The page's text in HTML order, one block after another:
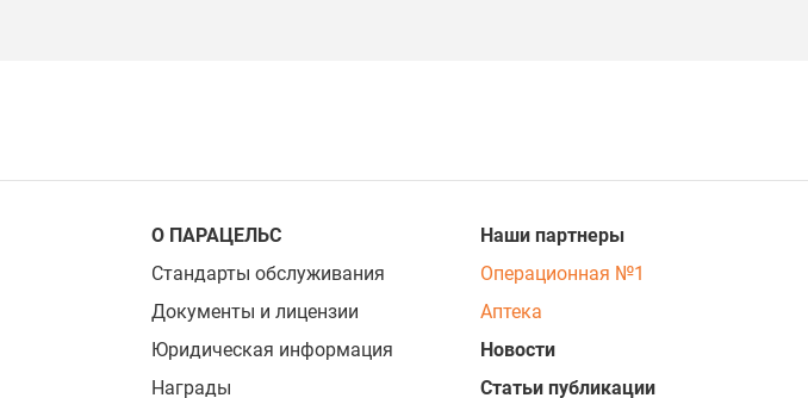
О ПАРАЦЕЛЬС
Стандарты обслуживания
Документы и лицензии
Юридическая информация
Награды
Наши партнеры
Операционная №1
Аптека
Новости
Статьи публикации